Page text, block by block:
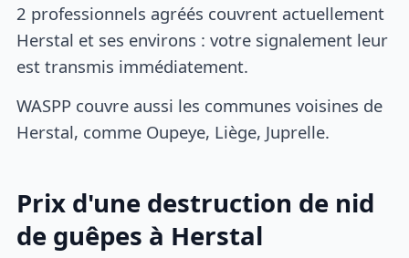
2 professionnels agréés couvrent actuellement
Herstal et ses environs : votre signalement leur
est transmis immédiatement.
WASPP couvre aussi les communes voisines de
Herstal, comme Oupeye, Liège, Juprelle.
Prix d'une destruction de nid
de guêpes à Herstal